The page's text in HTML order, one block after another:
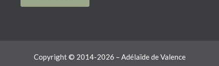
Copyright © 2014-2026 – Adélaïde de Valence